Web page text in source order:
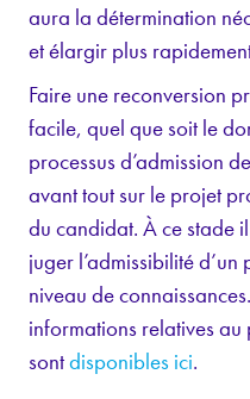
aura la détermination
et élargir plus
Faire une reconversion
facile, quel que soit le
processus d’admission
avant tout sur le projet
du candidat. À ce stade
juger l’admissibilité
niveau de
informations relatives
sontdisponibles ici.